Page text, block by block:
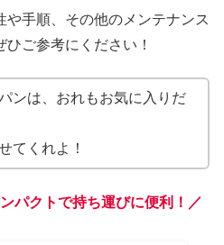
や手順、その他のメンテナンス
ご参考にください！
ンは、おれもお気に入りだ
てくれよ！
パクトで持ち運びに便利！／